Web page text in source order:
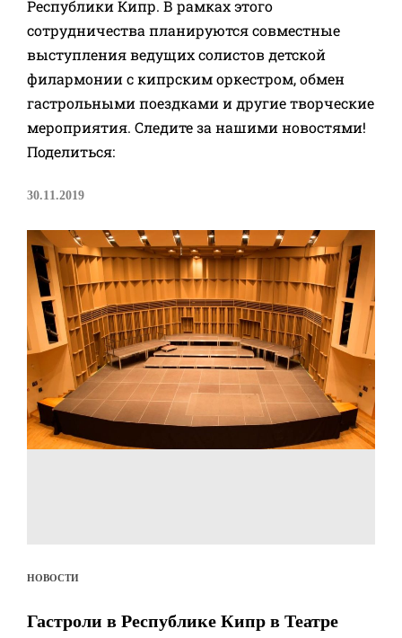
Республики Кипр. В рамках этого
сотрудничества планируются совместные
выступления ведущих солистов детской
филармонии с кипрским оркестром, обмен
гастрольными поездками и другие творческие
мероприятия. Следите за нашими новостями!
Поделиться:
30.11.2019
НОВОСТИ
Гастроли в Республике Кипр в Театре